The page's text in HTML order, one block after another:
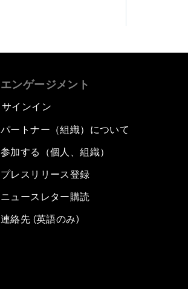
エンゲージメント
サインイン
パートナー（組織）について
参加する（個人、組織）
プレスリリース登録
ニュースレター購読
連絡先 (英語のみ)